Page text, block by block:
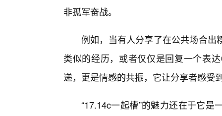
非孤军奋战。
例如，当有人分享了在公共场合出
类似的经历，或者仅仅是回复一个表
递，更是情感的共振，它让分享者感受
“17.14c一起槽”的魅力还在于它